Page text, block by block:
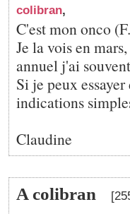
colibran,
C'est mon onco
Je la vois en
annuel j'ai
Si je peux
indications
Claudine
A colibran